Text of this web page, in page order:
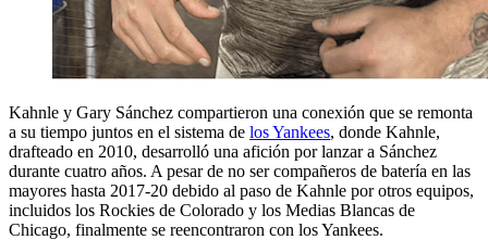
Kahnle y Gary Sánchez compartieron una conexión que se remonta
a su tiempo juntos en el sistema de los Yankees, donde Kahnle,
drafteado en 2010, desarrolló una afición por lanzar a Sánchez
durante cuatro años. A pesar de no ser compañeros de batería en las
mayores hasta 2017-20 debido al paso de Kahnle por otros equipos,
incluidos los Rockies de Colorado y los Medias Blancas de
Chicago, finalmente se reencontraron con los Yankees.